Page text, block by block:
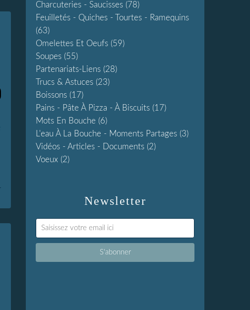
Newsletter
Charcuteries - Saucisses (78)
Feuilletés - Quiches - Tourtes - Ramequins
(63)
Omelettes Et Oeufs (59)
Soupes (55)
Partenariats-Liens (28)
Trucs & Astuces (23)
Boissons (17)
Pains - Pâte À Pizza - À Biscuits (17)
Mots En Bouche (6)
L'eau À La Bouche - Moments Partages (3)
Vidéos - Articles - Documents (2)
Voeux (2)